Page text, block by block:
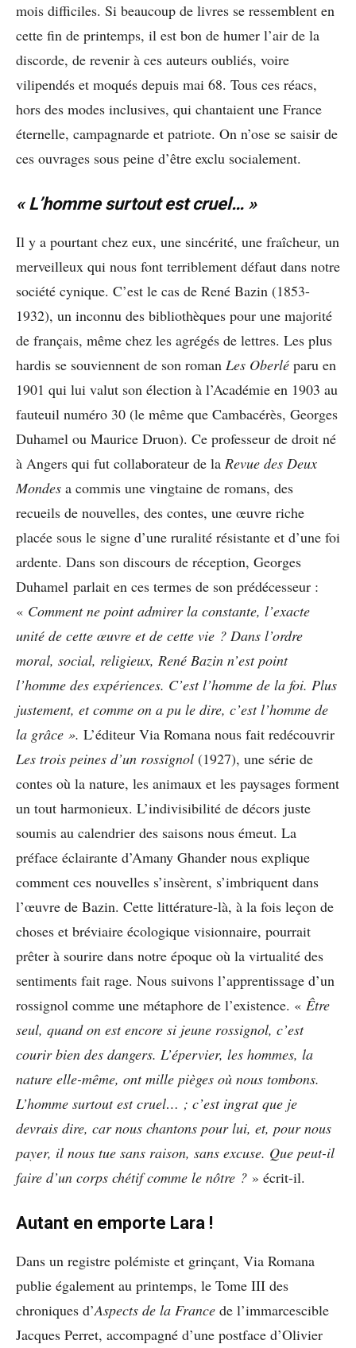
mois difficiles. Si beaucoup de livres se ressemblent en
cette fin de printemps, il est bon de humer l’air de la
discorde, de revenir à ces auteurs oubliés, voire
vilipendés et moqués depuis mai 68. Tous ces réacs,
hors des modes inclusives, qui chantaient une France
éternelle, campagnarde et patriote. On n’ose se saisir de
ces ouvrages sous peine d’être exclu socialement.
« L’homme surtout est cruel… »
Il y a pourtant chez eux, une sincérité, une fraîcheur, un
merveilleux qui nous font terriblement défaut dans notre
société cynique. C’est le cas de René Bazin (1853-
1932), un inconnu des bibliothèques pour une majorité
de français, même chez les agrégés de lettres. Les plus
hardis se souviennent de son roman Les Oberlé paru en
1901 qui lui valut son élection à l’Académie en 1903 au
fauteuil numéro 30 (le même que Cambacérès, Georges
Duhamel ou Maurice Druon). Ce professeur de droit né
à Angers qui fut collaborateur de la Revue des Deux
Mondes a commis une vingtaine de romans, des
recueils de nouvelles, des contes, une œuvre riche
placée sous le signe d’une ruralité résistante et d’une foi
ardente. Dans son discours de réception, Georges
Duhamel parlait en ces termes de son prédécesseur :
« Comment ne point admirer la constante, l’exacte
unité de cette œuvre et de cette vie ? Dans l’ordre
moral, social, religieux, René Bazin n’est point
l’homme des expériences. C’est l’homme de la foi. Plus
justement, et comme on a pu le dire, c’est l’homme de
la grâce ». L’éditeur Via Romana nous fait redécouvrir
Les trois peines d’un rossignol (1927), une série de
contes où la nature, les animaux et les paysages forment
un tout harmonieux. L’indivisibilité de décors juste
soumis au calendrier des saisons nous émeut. La
préface éclairante d’Amany Ghander nous explique
comment ces nouvelles s’insèrent, s’imbriquent dans
l’œuvre de Bazin. Cette littérature-là, à la fois leçon de
choses et bréviaire écologique visionnaire, pourrait
prêter à sourire dans notre époque où la virtualité des
sentiments fait rage. Nous suivons l’apprentissage d’un
rossignol comme une métaphore de l’existence. « Être
seul, quand on est encore si jeune rossignol, c’est
courir bien des dangers. L’épervier, les hommes, la
nature elle-même, ont mille pièges où nous tombons.
L’homme surtout est cruel… ; c’est ingrat que je
devrais dire, car nous chantons pour lui, et, pour nous
payer, il nous tue sans raison, sans excuse. Que peut-il
faire d’un corps chétif comme le nôtre ? » écrit-il.
Autant en emporte Lara !
Dans un registre polémiste et grinçant, Via Romana
publie également au printemps, le Tome III des
chroniques d’Aspects de la France de l’immarcescible
Jacques Perret, accompagné d’une postface d’Olivier